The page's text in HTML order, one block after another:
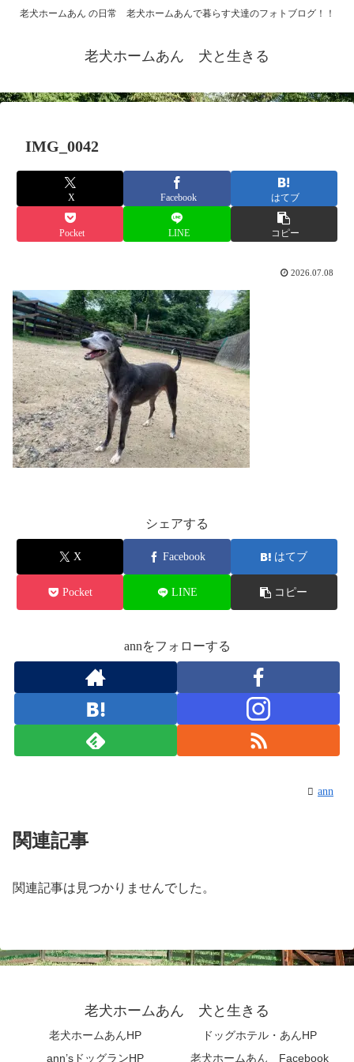
老犬ホームあん の日常 老犬ホームあんで暮らす犬達のフォトブログ！！
老犬ホームあん 犬と生きる
IMG_0042
X Facebook はてブ
Pocket LINE コピー
2026.07.08
シェアする
X Facebook はてブ
Pocket LINE コピー
annをフォローする
ann
関連記事
関連記事は見つかりませんでした。
老犬ホームあん 犬と生きる
老犬ホームあんHP
ドッグホテル・あんHP
ann’sドッグランHP
老犬ホームあん Facebook